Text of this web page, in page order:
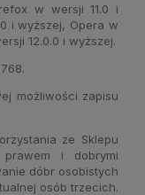
w wersji 11.0 i
i wyższej, Opera w
12.0.0 i wyższej.
możliwości zapisu
ze Sklepu
i dobrymi
dóbr osobistych
osób trzecich.